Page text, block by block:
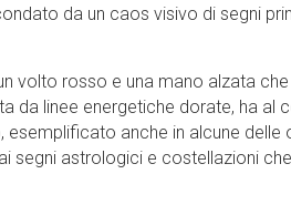
da un caos visivo di segni
volto rosso e una mano alzata
da linee energetiche dorate, ha
esemplificato anche in alcune
segni astrologici e costellazioni